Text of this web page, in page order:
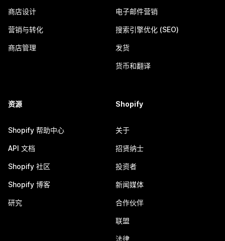
商店设计
营销与转化
商店管理
电子邮件营销
搜索引擎优化 (SEO)
发货
货币和翻译
资源
Shopify 帮助中心
API 文档
Shopify 社区
Shopify 博客
研究
Shopify
关于
招贤纳士
投资者
新闻媒体
合作伙伴
联盟
法律